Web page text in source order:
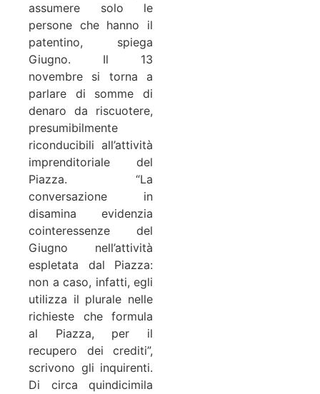
assumere solo le
persone che hanno il
patentino, spiega
Giugno. Il 13
novembre si torna a
parlare di somme di
denaro da riscuotere,
presumibilmente
riconducibili all’attività
imprenditoriale del
Piazza. “La
conversazione in
disamina evidenzia
cointeressenze del
Giugno nell’attività
espletata dal Piazza:
non a caso, infatti, egli
utilizza il plurale nelle
richieste che formula
al Piazza, per il
recupero dei crediti”,
scrivono gli inquirenti.
Di circa quindicimila